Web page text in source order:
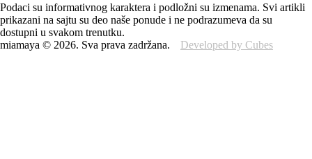
Podaci su informativnog karaktera i podložni su izmenama. Svi artikli
prikazani na sajtu su deo naše ponude i ne podrazumeva da su
dostupni u svakom trenutku.
miamaya © 2026. Sva prava zadržana. Developed by Cubes